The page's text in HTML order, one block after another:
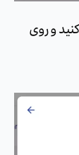
و روی